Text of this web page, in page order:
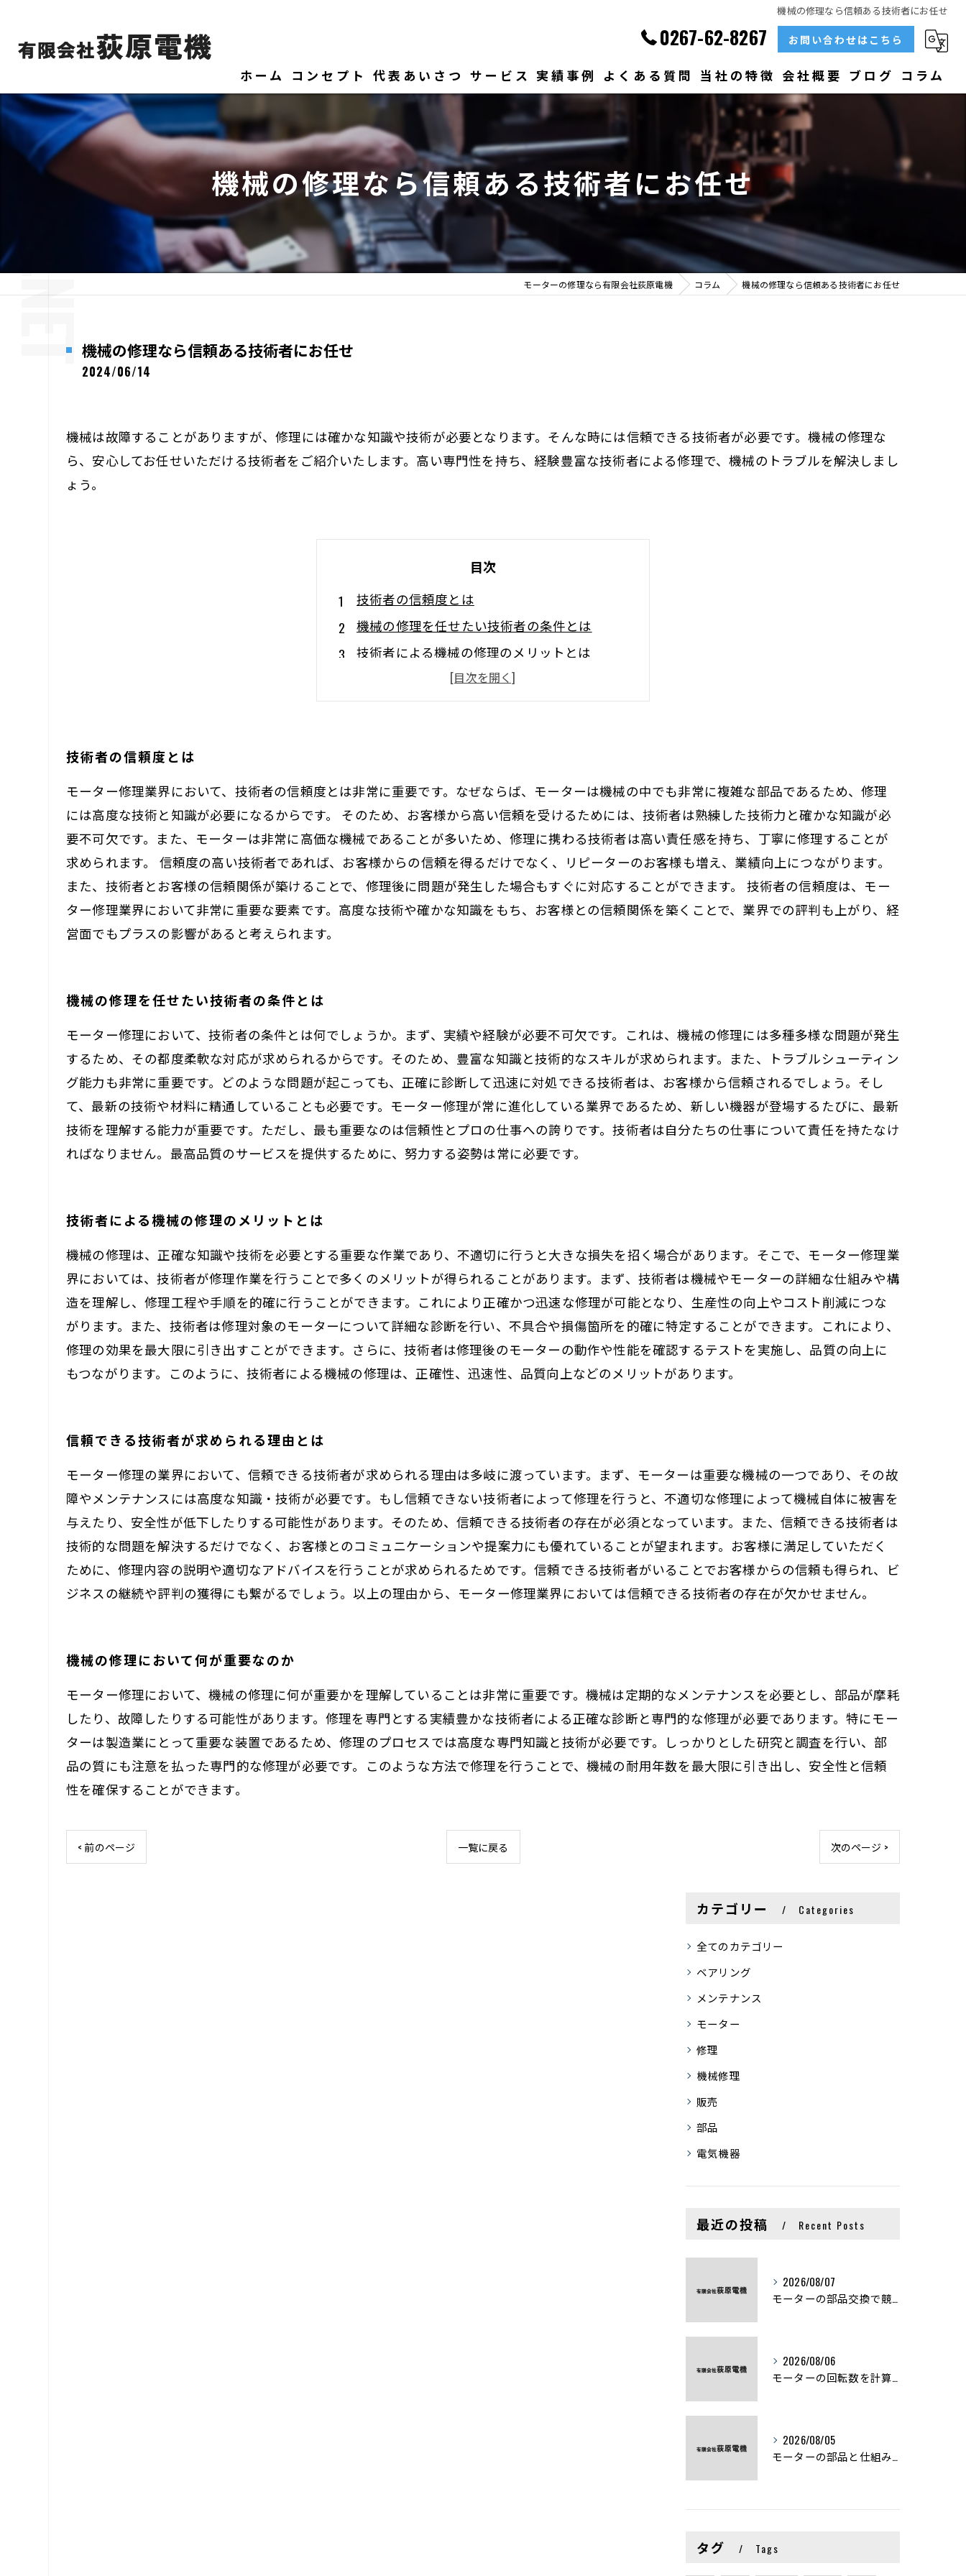
機械の修理なら信頼ある技術者にお任せ
0267-62-8267 お問い合わせはこちら
ホーム コンセプト 代表あいさつ サービス 実績事例 よくある質問 当社の特徴
ベアリング
大型
メンテナンス
販売
会社概要 ブログ コラム
機械の修理なら信頼ある技術者にお任せ
モーターの修理なら有限会社荻原電機 コラム 機械の修理なら信頼ある技術者にお任せ
機械の修理なら信頼ある技術者にお任せ
2024/06/14
機械は故障することがありますが、修理には確かな知識や技術が必要となります。そんな時には信頼できる技術者が必要です。機械の修理な
ら、安心してお任せいただける技術者をご紹介いたします。高い専門性を持ち、経験豊富な技術者による修理で、機械のトラブルを解決しまし
ょう。
目次
技術者の信頼度とは
機械の修理を任せたい技術者の条件とは
技術者による機械の修理のメリットとは
信頼できる技術者が求められる理由とは
機械の修理において何が重要なのか
技術者の信頼度とは
モーター修理業界において、技術者の信頼度とは非常に重要です。なぜならば、モーターは機械の中でも非常に複雑な部品であるため、修理
には高度な技術と知識が必要になるからです。 そのため、お客様から高い信頼を受けるためには、技術者は熟練した技術力と確かな知識が必
要不可欠です。また、モーターは非常に高価な機械であることが多いため、修理に携わる技術者は高い責任感を持ち、丁寧に修理することが
求められます。 信頼度の高い技術者であれば、お客様からの信頼を得るだけでなく、リピーターのお客様も増え、業績向上につながります。
また、技術者とお客様の信頼関係が築けることで、修理後に問題が発生した場合もすぐに対応することができます。 技術者の信頼度は、モー
ター修理業界において非常に重要な要素です。高度な技術や確かな知識をもち、お客様との信頼関係を築くことで、業界での評判も上がり、経
営面でもプラスの影響があると考えられます。
機械の修理を任せたい技術者の条件とは
モーター修理において、技術者の条件とは何でしょうか。まず、実績や経験が必要不可欠です。これは、機械の修理には多種多様な問題が発生
するため、その都度柔軟な対応が求められるからです。そのため、豊富な知識と技術的なスキルが求められます。また、トラブルシューティン
グ能力も非常に重要です。どのような問題が起こっても、正確に診断して迅速に対処できる技術者は、お客様から信頼されるでしょう。そし
て、最新の技術や材料に精通していることも必要です。モーター修理が常に進化している業界であるため、新しい機器が登場するたびに、最新
技術を理解する能力が重要です。ただし、最も重要なのは信頼性とプロの仕事への誇りです。技術者は自分たちの仕事について責任を持たなけ
ればなりません。最高品質のサービスを提供するために、努力する姿勢は常に必要です。
技術者による機械の修理のメリットとは
機械の修理は、正確な知識や技術を必要とする重要な作業であり、不適切に行うと大きな損失を招く場合があります。そこで、モーター修理業
界においては、技術者が修理作業を行うことで多くのメリットが得られることがあります。まず、技術者は機械やモーターの詳細な仕組みや構
造を理解し、修理工程や手順を的確に行うことができます。これにより正確かつ迅速な修理が可能となり、生産性の向上やコスト削減につな
がります。また、技術者は修理対象のモーターについて詳細な診断を行い、不具合や損傷箇所を的確に特定することができます。これにより、
修理の効果を最大限に引き出すことができます。さらに、技術者は修理後のモーターの動作や性能を確認するテストを実施し、品質の向上に
もつながります。このように、技術者による機械の修理は、正確性、迅速性、品質向上などのメリットがあります。
信頼できる技術者が求められる理由とは
モーター修理の業界において、信頼できる技術者が求められる理由は多岐に渡っています。まず、モーターは重要な機械の一つであり、その故
障やメンテナンスには高度な知識・技術が必要です。もし信頼できない技術者によって修理を行うと、不適切な修理によって機械自体に被害を
与えたり、安全性が低下したりする可能性があります。そのため、信頼できる技術者の存在が必須となっています。また、信頼できる技術者は
技術的な問題を解決するだけでなく、お客様とのコミュニケーションや提案力にも優れていることが望まれます。お客様に満足していただく
ために、修理内容の説明や適切なアドバイスを行うことが求められるためです。信頼できる技術者がいることでお客様からの信頼も得られ、ビ
ジネスの継続や評判の獲得にも繋がるでしょう。以上の理由から、モーター修理業界においては信頼できる技術者の存在が欠かせません。
機械の修理において何が重要なのか
モーター修理において、機械の修理に何が重要かを理解していることは非常に重要です。機械は定期的なメンテナンスを必要とし、部品が摩耗
したり、故障したりする可能性があります。修理を専門とする実績豊かな技術者による正確な診断と専門的な修理が必要であります。特にモー
ターは製造業にとって重要な装置であるため、修理のプロセスでは高度な専門知識と技術が必要です。しっかりとした研究と調査を行い、部
品の質にも注意を払った専門的な修理が必要です。このような方法で修理を行うことで、機械の耐用年数を最大限に引き出し、安全性と信頼
性を確保することができます。
< 前のページ 一覧に戻る 次のページ >
カテゴリー Categories
全てのカテゴリー
ベアリング
メンテナンス
モーター
修理
機械修理
販売
部品
電気機器
最近の投稿 Recent Posts
2026/08/07
モーターの部品交換で競艇予想力を高める基礎知識と実費負担のポイント
2026/08/06
モーターの回転数を計算から実践まで徹底解説
2026/08/05
モーターの部品と仕組みを図解で学ぶ基礎知識まとめ
タグ Tags